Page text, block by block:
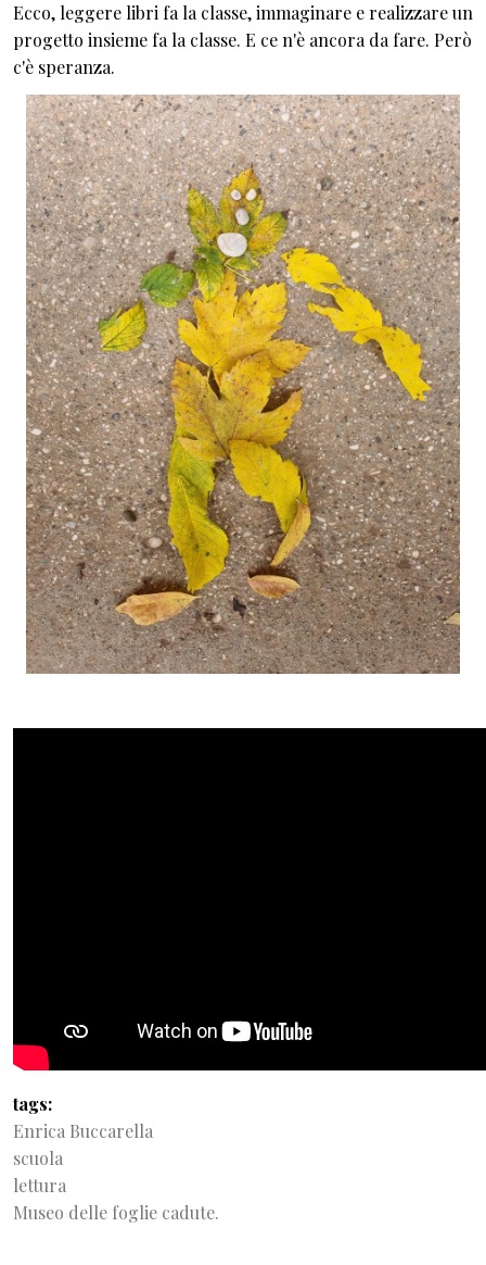
Ecco, leggere libri fa la classe, immaginare e realizzare un
progetto insieme fa la classe. E ce n'è ancora da fare. Però
c'è speranza.
tags
Enrica Buccarella
scuola
lettura
Museo delle foglie cadute.